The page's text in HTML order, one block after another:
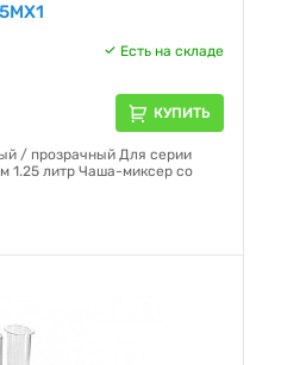
Есть на складе
КУПИТЬ
/ прозрачный Для серии
1.25 литр Чаша-миксер со